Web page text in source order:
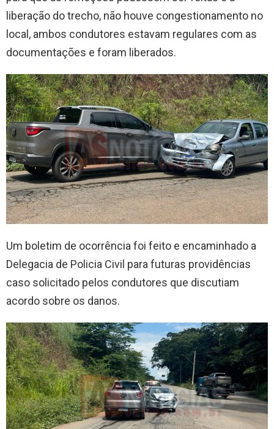
liberação do trecho, não houve congestionamento no
local, ambos condutores estavam regulares com as
documentações e foram liberados.
Um boletim de ocorrência foi feito e encaminhado a
Delegacia de Policia Civil para futuras providências
caso solicitado pelos condutores que discutiam
acordo sobre os danos.